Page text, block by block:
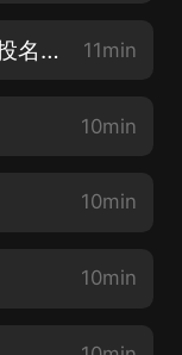
絳都春-第0001集-洞房之夜的投名狀 11min
10min
10min
10min